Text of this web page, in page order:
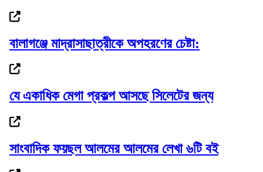
রোমে লেবানন-ইসরাইল সপ্তম দফার চূড়ান্ত বৈঠক,...
আবারও লন্ডন যাচ্ছেন ইলিয়াস: রোজিনা
বালাগঞ্জে মাদ্রাসাছাত্রীকে অপহরণের চেষ্টা:
যে একাধিক মেগা প্রকল্প আসছে সিলেটের জন্য
সাংবাদিক ফয়ছল আলমের আলমের লেখা ৬টি বই